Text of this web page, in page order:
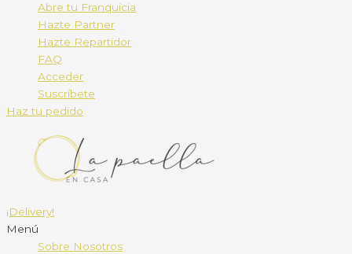
Abre tu Franquicia
Hazte Partner
Hazte Repartidor
FAQ
Acceder
Suscríbete
Haz tu pedido
¡Delivery!
Menú
Sobre Nosotros